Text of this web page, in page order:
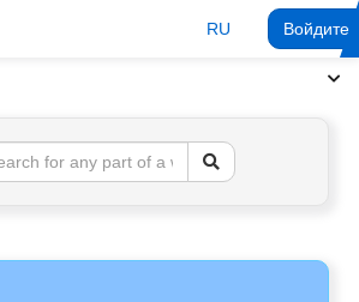
RU Войдите